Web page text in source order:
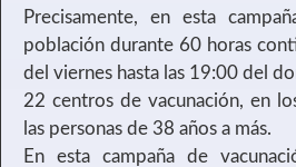
Precisamente, en esta
población durante 60 horas
del viernes hasta las 19:00 del
22 centros de vacunación, en
las personas de 38 años a más.
En esta campaña de